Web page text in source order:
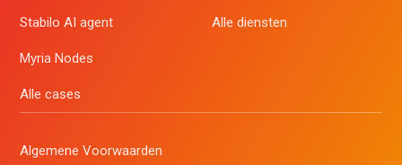
Stabilo AI agent
Myria Nodes
Alle cases
Alle diensten
Algemene Voorwaarden